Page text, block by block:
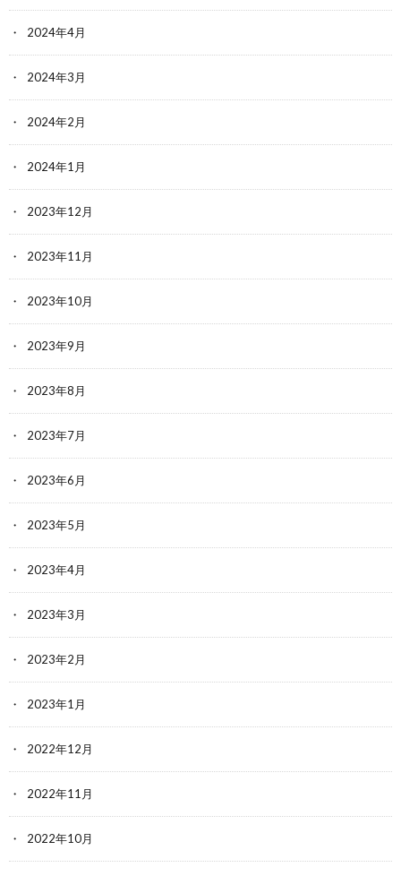
2024年4月
2024年3月
2024年2月
2024年1月
2023年12月
2023年11月
2023年10月
2023年9月
2023年8月
2023年7月
2023年6月
2023年5月
2023年4月
2023年3月
2023年2月
2023年1月
2022年12月
2022年11月
2022年10月